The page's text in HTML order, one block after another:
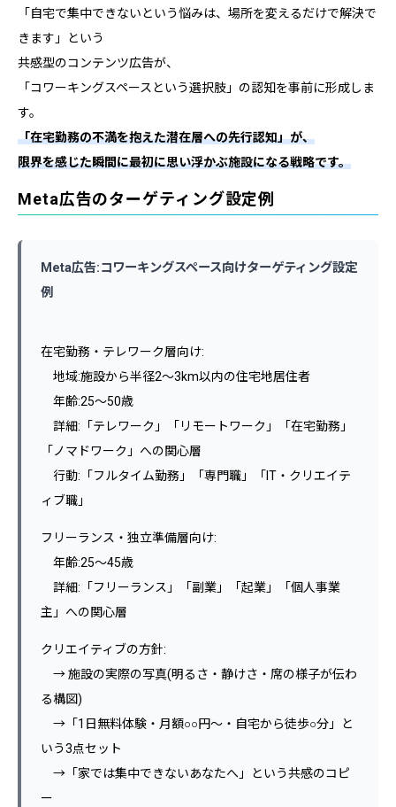
「自宅で集中できないという悩みは、場所を変えるだけで解決で
きます」という
共感型のコンテンツ広告が、
「コワーキングスペースという選択肢」の認知を事前に形成しま
す。
「在宅勤務の不満を抱えた潜在層への先行認知」が、
限界を感じた瞬間に最初に思い浮かぶ施設になる戦略です。
Meta広告のターゲティング設定例
Meta広告:コワーキングスペース向けターゲティング設定
例
在宅勤務・テレワーク層向け:
地域:施設から半径2〜3km以内の住宅地居住者
年齢:25〜50歳
詳細:「テレワーク」「リモートワーク」「在宅勤務」
「ノマドワーク」への関心層
行動:「フルタイム勤務」「専門職」「IT・クリエイテ
ィブ職」
フリーランス・独立準備層向け:
年齢:25〜45歳
詳細:「フリーランス」「副業」「起業」「個人事業
主」への関心層
クリエイティブの方針:
→ 施設の実際の写真(明るさ・静けさ・席の様子が伝わ
る構図)
→「1日無料体験・月額○○円〜・自宅から徒歩○分」と
いう3点セット
→「家では集中できないあなたへ」という共感のコピ
ー